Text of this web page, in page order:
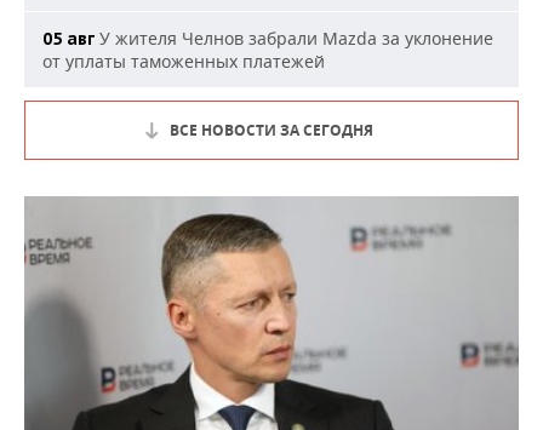
05 авг У жителя Челнов забрали Mazda за уклонение
от уплаты таможенных платежей
ВСЕ НОВОСТИ ЗА СЕГОДНЯ